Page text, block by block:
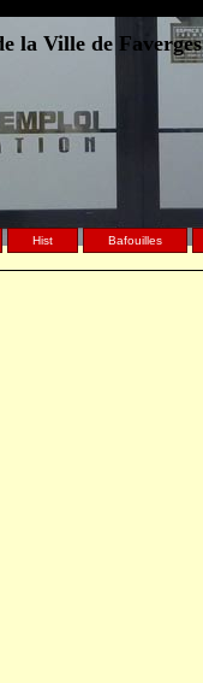
la Ville de Faverges
Hist Bafouilles